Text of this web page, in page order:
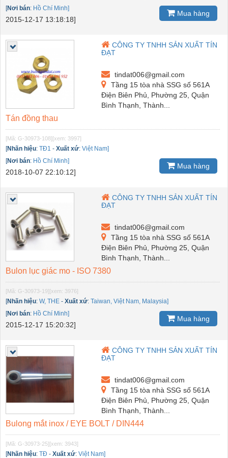
[Nơi bán: Hồ Chí Minh]
2015-12-17 13:18:18]
Mua hàng
CÔNG TY TNHH SẢN XUẤT TÍN
ĐẠT
tindat006@gmail.com
Tầng 15 tòa nhà SSG số 561A
Điện Biên Phủ, Phường 25, Quận
Bình Thạnh, Thành...
Tán đồng thau
[Mã: G-30973-108][xem: 3997]
[Nhãn hiệu: TĐ1 - Xuất xứ: Việt Nam]
[Nơi bán: Hồ Chí Minh]
2018-10-07 22:10:12]
Mua hàng
CÔNG TY TNHH SẢN XUẤT TÍN
ĐẠT
tindat006@gmail.com
Tầng 15 tòa nhà SSG số 561A
Điện Biên Phủ, Phường 25, Quận
Bình Thạnh, Thành...
Bulon lục giác mo - ISO 7380
[Mã: G-30973-19][xem: 3976]
[Nhãn hiệu: W, THE - Xuất xứ: Taiwan, Việt Nam, Malaysia]
[Nơi bán: Hồ Chí Minh]
2015-12-17 15:20:32]
Mua hàng
CÔNG TY TNHH SẢN XUẤT TÍN
ĐẠT
tindat006@gmail.com
Tầng 15 tòa nhà SSG số 561A
Điện Biên Phủ, Phường 25, Quận
Bình Thạnh, Thành...
Bulong mắt inox / EYE BOLT / DIN444
[Mã: G-30973-25][xem: 3943]
[Nhãn hiệu: TĐ - Xuất xứ: Việt Nam]